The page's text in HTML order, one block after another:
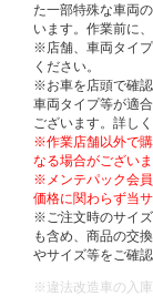
た一部特殊な車両
います。作業前に
※店舗、車両タイ
ください。
※お車を店頭で確認
車両タイプ等が適
ございます。詳し
※作業店舗以外で
なる場合がござい
※メンテパック会
価格に関わらず当
※ご注文時のサイ
も含め、商品の交
やサイズ等をご確
※違法改造車の入